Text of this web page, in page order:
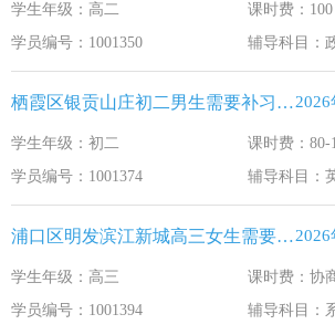
学生年级：高二
课时费：100
学员编号：1001350
辅导科目：
栖霞区银贡山庄初二男生需要补习英语2026
学生年级：初二
课时费：80-
学员编号：1001374
辅导科目：
浦口区明发滨江新城高三女生需要补习系统补习高2026
学生年级：高三
课时费：协
学员编号：1001394
辅导科目：